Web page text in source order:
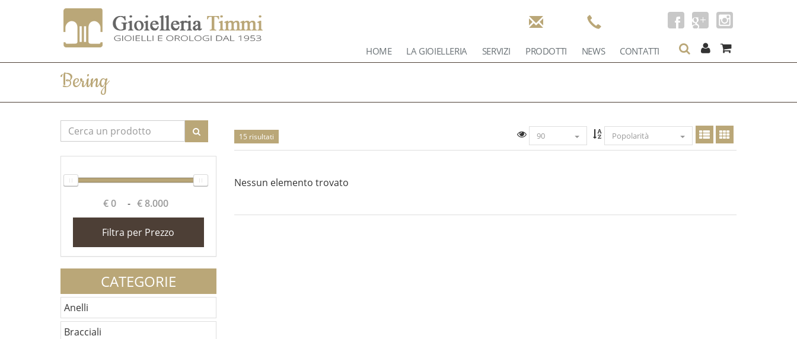
HOME LA GIOIELLERIA SERVIZI PRODOTTI NEWS CONTATTI
Bering
€ 0 - € 8.000
Filtra per Prezzo
CATEGORIE
Anelli
Bracciali
15 risultati Popolarità
90
Nessun elemento trovato